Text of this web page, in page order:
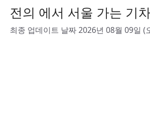
전의 에서 서울 가는 기
최종 업데이트 날짜 2026년 08월 09일 (